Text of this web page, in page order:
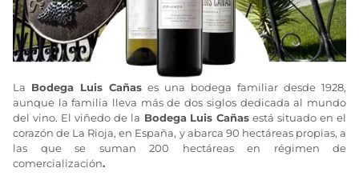
La Bodega Luis Cañas es una bodega familiar desde 1928,
aunque la familia lleva más de dos siglos dedicada al mundo
del vino. El viñedo de la Bodega Luis Cañas está situado en el
corazón de La Rioja, en España, y abarca 90 hectáreas propias, a
las que se suman 200 hectáreas en régimen de
comercialización.